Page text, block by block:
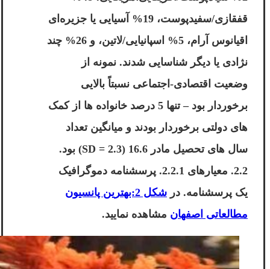
قفقازی/سفیدپوست، 19% آسیایی یا جزیره‌ای
اقیانوس آرام، 5% اسپانیایی/لاتین، و 26% چند
نژادی یا دیگر شناسایی شدند. نمونه از
وضعیت اقتصادی-اجتماعی نسبتاً بالایی
برخوردار بود – تنها 5 درصد خانواده ها از کمک
های دولتی برخوردار بودند و میانگین تعداد
سال های تحصیل مادر 16.6 (SD = 2.3) بود.
2.2. معیارهای 2.2.1. پرسشنامه دموگرافیک
یک پرسشنامه. در
شکل 2:بهترین پانسیون
مطالعاتی اصفهان مشاهده نمایید.